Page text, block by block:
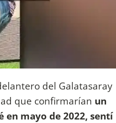
del Galatasaray
que confirmarían un
en mayo de 2022, sentí